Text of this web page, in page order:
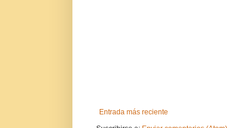
Entrada más reciente